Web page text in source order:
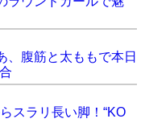
、腹筋と太ももで本日
スラリ長い脚！“KO